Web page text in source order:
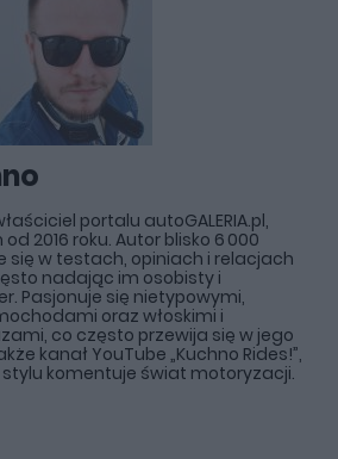
portalu autoGALERIA.pl,
2016 roku. Autor blisko 6 000
się w testach, opiniach i relacjach
nadając im osobisty i
Pasjonuje się nietypowymi,
oraz włoskimi i
co często przewija się w jego
kanał YouTube „Kuchno Rides!”,
komentuje świat motoryzacji.